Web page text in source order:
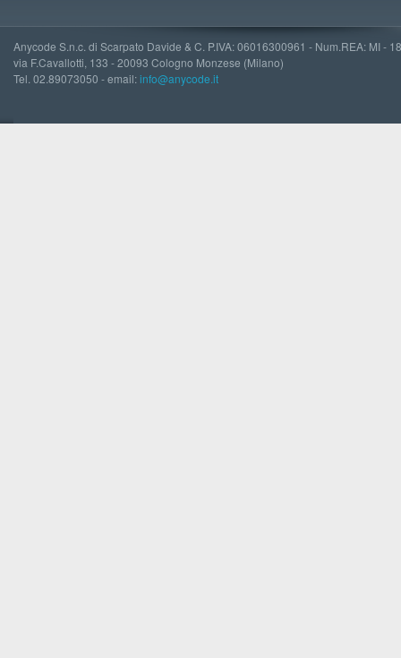
Anycode S.n.c. di Scarpato Davide & C. P.IVA: 06016300961 - Num.REA: MI -
via F.Cavallotti, 133 - 20093 Cologno Monzese (Milano)
Tel. 02.89073050 - email:info@anycode.it